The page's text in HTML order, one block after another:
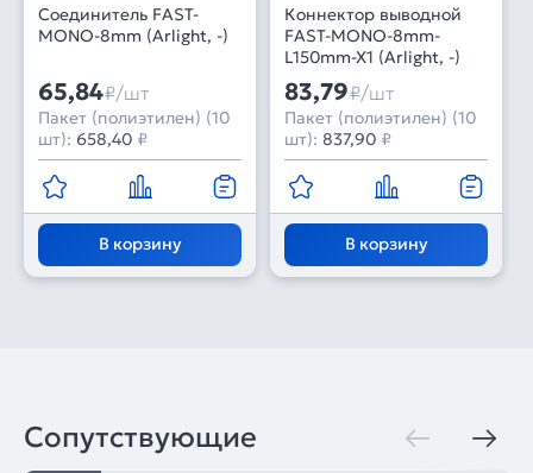
Соединитель FAST-
MONO-8mm (Arlight, -)
65,84₽/шт
Пакет (полиэтилен) (10
шт): 658,40 ₽
В корзину
Коннектор выводной
FAST-MONO-8mm-
L150mm-X1 (Arlight, -)
83,79₽/шт
Пакет (полиэтилен) (10
шт): 837,90 ₽
В корзину
Сопутствующие